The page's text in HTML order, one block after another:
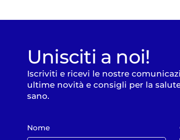
Unisciti a noi!
Iscriviti e ricevi le nostre
ultime novità e consigli per la
sano.
Nome